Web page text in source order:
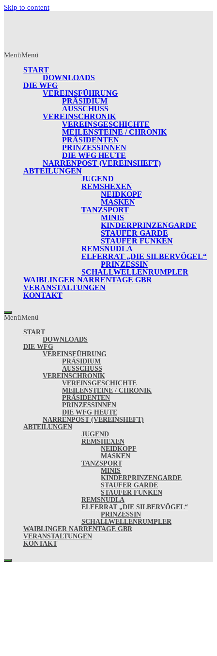
Skip to content
MenüMenü
START
DOWNLOADS
DIE WFG
VEREINSFÜHRUNG
PRÄSIDIUM
AUSSCHUSS
VEREINSCHRONIK
VEREINSGESCHICHTE
MEILENSTEINE / CHRONIK
PRÄSIDENTEN
PRINZESSINNEN
DIE WFG HEUTE
NARRENPOST (VEREINSHEFT)
ABTEILUNGEN
JUGEND
REMSHEXEN
NEIDKOPF
MASKEN
TANZSPORT
MINIS
KINDERPRINZENGARDE
STAUFER GARDE
STAUFER FUNKEN
REMSNUDLA
ELFERRAT „DIE SILBERVÖGEL“
PRINZESSIN
SCHALLWELLENRUMPLER
WAIBLINGER NARRENTAGE GBR
VERANSTALTUNGEN
KONTAKT
MenüMenü
START
DOWNLOADS
DIE WFG
VEREINSFÜHRUNG
PRÄSIDIUM
AUSSCHUSS
VEREINSCHRONIK
VEREINSGESCHICHTE
MEILENSTEINE / CHRONIK
PRÄSIDENTEN
PRINZESSINNEN
DIE WFG HEUTE
NARRENPOST (VEREINSHEFT)
ABTEILUNGEN
JUGEND
REMSHEXEN
NEIDKOPF
MASKEN
TANZSPORT
MINIS
KINDERPRINZENGARDE
STAUFER GARDE
STAUFER FUNKEN
REMSNUDLA
ELFERRAT „DIE SILBERVÖGEL“
PRINZESSIN
SCHALLWELLENRUMPLER
WAIBLINGER NARRENTAGE GBR
VERANSTALTUNGEN
KONTAKT